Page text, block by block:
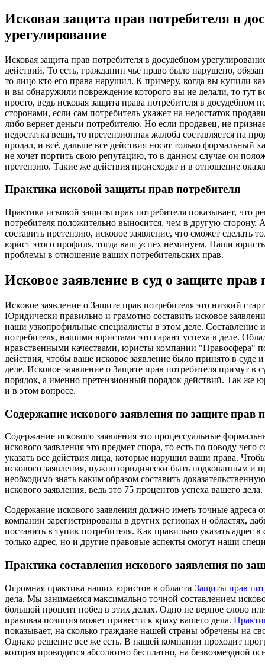
Исковая защита прав потребителя в
урегулирование
Исковая защита прав потребителя в досудебном
действий. То есть, гражданин чьё право было нарушено,
то лицо кто его права нарушил. К примеру, когда вы купили
и вы обнаружили повреждение которого вы не делали, то тут
просто, ведь исковая защита права потребителя в досудебном
сторонами, если сам потребитель укажет на недостаток
либо вернет деньги потребителю. Но если продавец, не
недостатка вещи, то претензионная жалоба составляется на
продал, и всё, дальше все действия носят только формальный
не хочет портить свою репутацию, то в данном случае он
претензию. Такие же действия происходят и в отношение
Практика исковой защиты прав потребителя
Практика исковой защиты прав потребителя показывает, что
потребителя положительно выносится, чем в другую сторону.
составить претензию, исковое заявление, что сможет сделать
юрист этого профиля, тогда ваш успех неминуем. Наши
проблемы в отношение ваших потребительских прав.
Исковое заявление в суд о защите прав
Исковое заявление о Защите прав потребителя это низкий
Юридически правильно и грамотно составить исковое
наши узкопрофильные специалисты в этом деле. Составление
потребителя, нашими юристами это гарант успеха в деле.
нравственными качествами, юристы компании "Правосфера"
действия, чтобы ваше исковое заявление было принято в суде
деле. Исковое заявление о Защите прав потребителя примут в
порядок, а именно претензионный порядок действий. Так же
и в этом вопросе.
Содержание искового заявления по защите прав
Содержание искового заявления это процессуальные
искового заявления это предмет спора, то есть по поводу чего
указать все действия лица, которые нарушил ваши права.
искового заявления, нужно юридически быть подкованным и
необходимо знать каким образом составить
искового заявления, ведь это 75 процентов успеха вашего дела.
Содержание искового заявления должно иметь точные адреса
компании зарегистрированы в других регионах и областях,
поставить в тупик потребителя. Как правильно указать адрес
только адрес, но и другие правовые аспекты смогут наши
Практика составления искового заявления по
Огромная практика наших юристов в области Защиты прав
дела. Мы занимаемся максимально точной составлением
большой процент побед в этих делах. Одно не верное слово
правовая позиция может привести к краху вашего дела.
показывает, на сколько граждане нашей страны обречены на
Однако решение все же есть. В нашей компании проходит
которая проводится абсолютно бесплатно, на безвозмездной